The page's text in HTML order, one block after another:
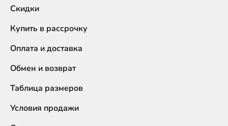
Скидки
Купить в рассрочку
Оплата и доставка
Обмен и возврат
Таблица размеров
Условия продажи